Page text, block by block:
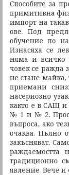
Способите за
примитивна
импорт на
ове. Под
обучение по
Изнасяха се
няма и всичко
човек се ражда
не стане майка,
приемани
насериозно
както е в САЩ и
№ 1 и № 2.
въпроса, ако
очаква. Пълно
закъсняват.
раждаемостта
традиционно
явление. Вече и